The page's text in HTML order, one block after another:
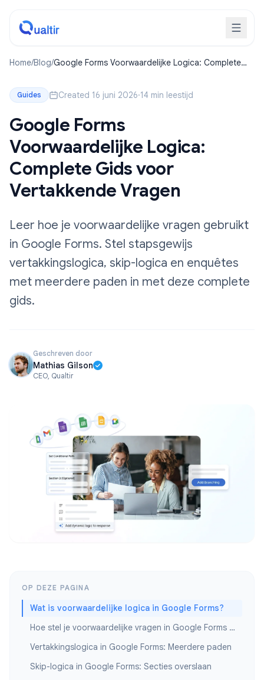
Home/Blog/Google Forms Voorwaardelijke Logica: Complete
Guides Created 16 juni 2026·14 min leestijd
Google Forms
Voorwaardelijke Logica:
Complete Gids voor
Vertakkende Vragen
Leer hoe je voorwaardelijke vragen gebruikt
in Google Forms. Stel stapsgewijs
vertakkingslogica, skip-logica en enquêtes
met meerdere paden in met deze complete
gids.
Geschreven door
Mathias Gilson
CEO, Qualtir
OP DEZE PAGINA
Wat is voorwaardelijke logica in Google Forms?
Hoe stel je voorwaardelijke vragen in Google Forms in?
Vertakkingslogica in Google Forms: Meerdere paden
Skip-logica in Google Forms: Secties overslaan